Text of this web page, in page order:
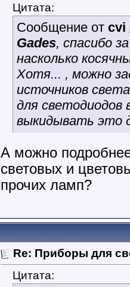
Цитата:
Сообщение от cvi
Gades, спасибо
насколько
Хотя... , можно
источников
для светодиодов
выкидывать это
А можно
световых и
прочих ламп?
Re: Приборы для
Цитата: